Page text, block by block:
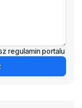
regulamin portalu